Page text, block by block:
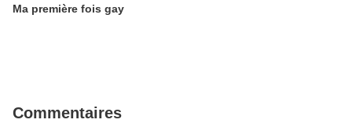
Ma première fois gay
Commentaires